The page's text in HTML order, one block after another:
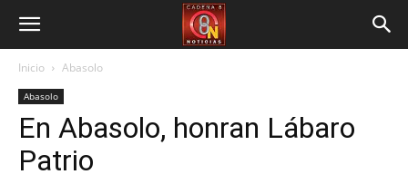
Inicio Abasolo
Abasolo
En Abasolo, honran Lábaro
Patrio